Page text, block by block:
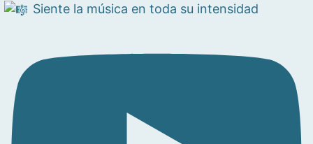
Siente la música en toda su intensidad